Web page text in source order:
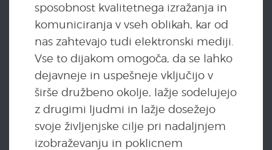
sposobnost kvalitetnega izražanja in
komuniciranja v vseh oblikah, kar od
nas zahtevajo tudi elektronski mediji.
Vse to dijakom omogoča, da se lahko
dejavneje in uspešneje vključijo v
širše družbeno okolje, lažje sodelujejo
z drugimi ljudmi in lažje dosežejo
svoje življenjske cilje pri nadaljnjem
izobraževanju in poklicnem